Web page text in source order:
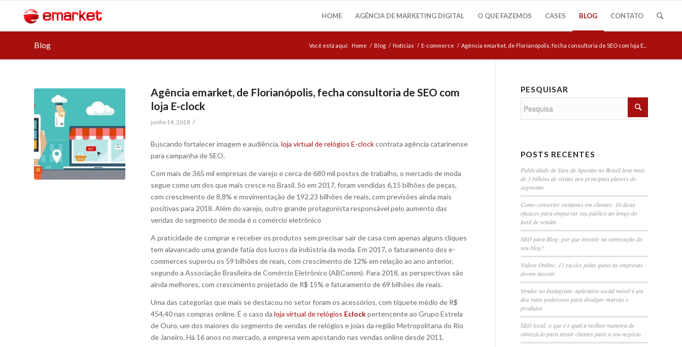
HOME AGÊNCIA DE MARKETING DIGITAL O QUE FAZEMOS CASES BLOG CONTATO
Blog Você está aqui: Home / Blog / Notícias / E-commerce / Agência emarket, de Florianópolis, fecha consultoria de SEO com loja E...
Agência emarket, de Florianópolis, fecha consultoria de SEO com
loja E-clock
junho 14, 2018 /
Buscando fortalecer imagem e audiência, loja virtual de relógios E-clockcontrata agência catarinense
para campanha de SEO.
Com mais de 365 mil empresas de varejo e cerca de 680 mil postos de trabalho, o mercado de moda
segue como um dos que mais cresce no Brasil. Só em 2017, foram vendidas 6,15 bilhões de peças,
com crescimento de 8,8% e movimentação de 192,23 bilhões de reais, com previsões ainda mais
positivas para 2018. Além do varejo, outro grande protagonista responsável pelo aumento das
vendas do segmento de moda é o comércio eletrônico
A praticidade de comprar e receber os produtos sem precisar sair de casa com apenas alguns cliques
tem alavancado uma grande fatia dos lucros da indústria da moda. Em 2017, o faturamento dos e-
commerces superou os 59 bilhões de reais, com crescimento de 12% em relação ao ano anterior,
segundo a Associação Brasileira de Comércio Eletrônico (ABComm). Para 2018, as perspectivas são
ainda melhores, com crescimento projetado de R$ 15% e faturamento de 69 bilhões de reais.
Uma das categorias que mais se destacou no setor foram os acessórios, com tíquete médio de R$
454,40 nas compras online. É o caso da loja virtual de relógios Eclockpertencente ao Grupo Estrela
de Ouro, um dos maiores do segmento de vendas de relógios e joias da região Metropolitana do Rio
de Janeiro. Há 16 anos no mercado, a empresa vem apostando nas vendas online desde 2011.
PESQUISAR
POSTS RECENTES
Publicidade de Sites de Apostas no Brasil leva mais
de 3 bilhões de visitas aos principais players do
segmento
Como converter visitantes em clientes: 10 dicas
eficazes para empurrar seu público ao longo do
funil de vendas
SEO para Blog: por que investir na otimização do
seu blog?
Vídeos Online: 13 razões pelas quais as empresas
devem investir
Vender no Instagram: aplicativo social móvel é um
dos mais poderosos para divulgar marcas e
produtos
SEO local: o que é e qual a melhor maneira de
otimizá-lo para atrair clientes para o seu negócio